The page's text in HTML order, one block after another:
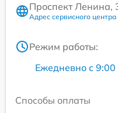
Проспект Ленина,
Адрес сервисного
Режим работы:
Ежедневно с
Способы оплаты